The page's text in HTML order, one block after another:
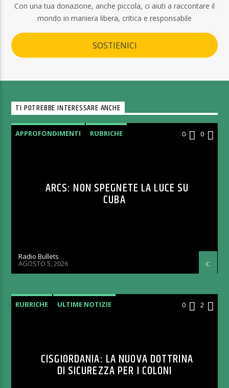
Con una tua donazione, anche piccola, ci aiuti a raccontare il
mondo in maniera libera, critica e responsabile
SOSTIENICI
TI POTREBBE INTERESSARE ANCHE
APPROFONDIMENTI RUBRICHE 0 0
ARCS: NON SPEGNETE LA LUCE SU
CUBA
Radio Bullets
AGOSTO 5, 2026
RUBRICHE ULTIME NOTIZIE 0 2
CISGIORDANIA: LA NUOVA DOTTRINA
DI SICUREZZA PER I COLONI